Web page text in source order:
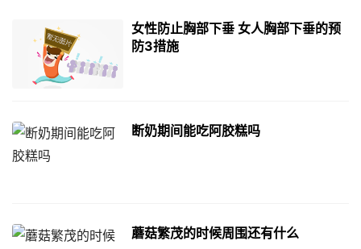
女性防止胸部下垂 女人胸部下垂的预
防3措施
断奶期间能吃阿胶糕吗
蘑菇繁茂的时候周围还有什么